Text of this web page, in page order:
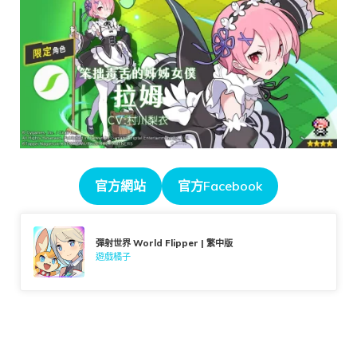
官方網站 官方Facebook
彈射世界 World Flipper | 繁中版
遊戲橘子